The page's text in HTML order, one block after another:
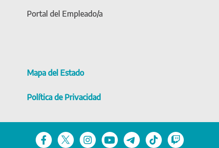
Portal del Empleado/a
Mapa del Estado
Política de Privacidad